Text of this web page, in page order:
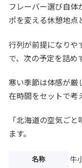
フレーバー選び自
ポを変える休憩地点
行列が前提になりや
で、次の予定を詰め
寒い季節は体感が厳
在時間をセットで考
「北海道の空気ご
ます。
名称 牛